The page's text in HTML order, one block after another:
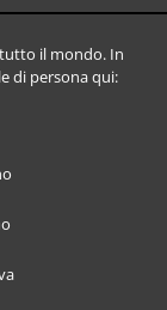
il mondo. In
di persona qui: